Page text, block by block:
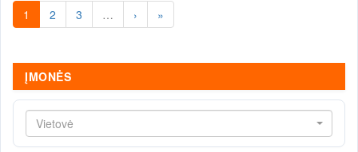
1 2 3 … › »
ĮMONĖS
Vietovė